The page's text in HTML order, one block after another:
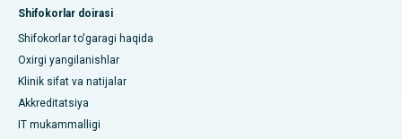
Shifokorlar doirasi
Shifokorlar to'garagi haqida
Oxirgi yangilanishlar
Klinik sifat va natijalar
Akkreditatsiya
IT mukammalligi